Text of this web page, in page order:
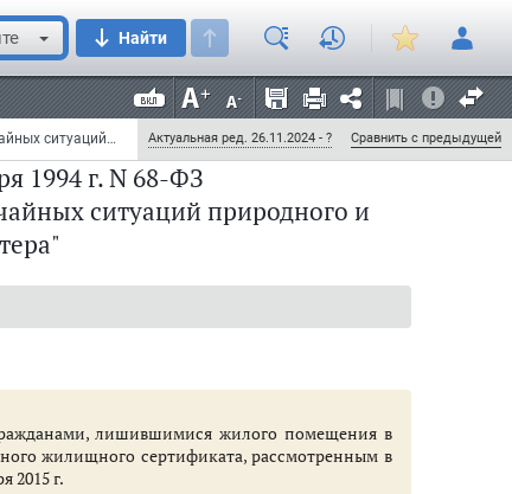
Найти
органов местного самоуправления в области защиты населения
Федеральный закон от 21 декабря 1994 г. N 68-ФЗ "О защите населения и территорий от чрезвычайных ситуаций природного и техногенного характера" (с изменениями и дополнениями) Актуальная ред. 26.11.2024 - ? Сравнить с предыдущей
1994 г. N 68-ФЗ
ситуаций природного и
лишившимися жилого помещения в
жилищного сертификата, рассмотренным в
2015 г.